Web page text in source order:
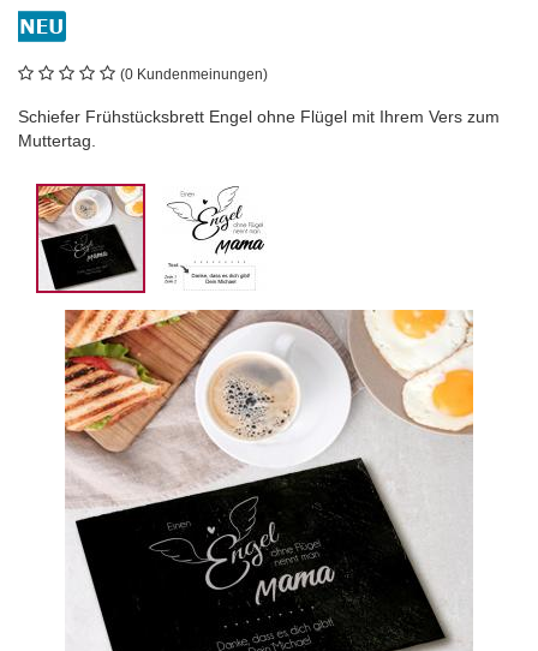
(0 Kundenmeinungen)
Schiefer Frühstücksbrett Engel ohne Flügel mit Ihrem Vers zum
Muttertag.